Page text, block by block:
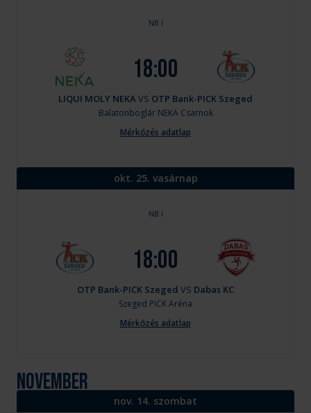
NB I
18:00
LIQUI MOLY NEKAVS OTP Bank-PICK Szeged
Balatonboglár NEKA Csarnok
Mérkőzés adatlap
okt. 25. vasárnap
NB I
18:00
OTP Bank-PICK Szeged VS Dabas KC
Szeged PICK Aréna
Mérkőzés adatlap
november
nov. 14. szombat